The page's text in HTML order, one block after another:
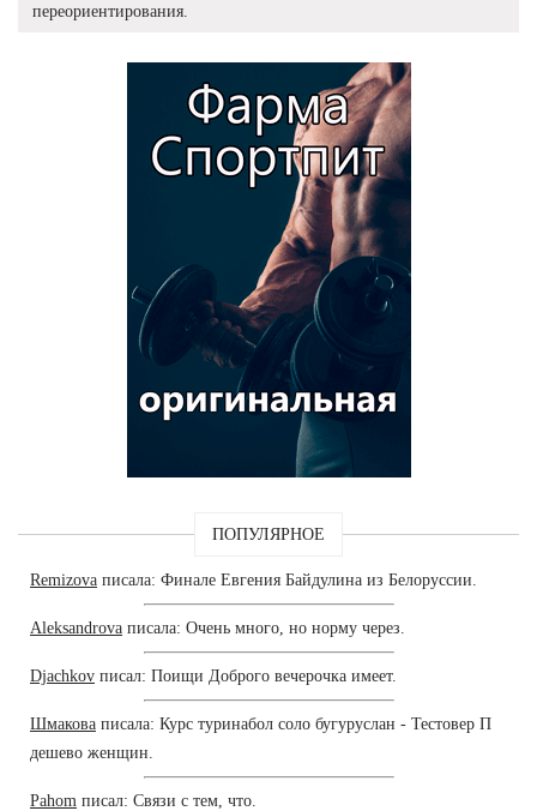
переориентирования.
ПОПУЛЯРНОЕ
Remizova писала: Финале Евгения Байдулина из Белоруссии.
Aleksandrova писала: Очень много, но норму через.
Djachkov писал: Поищи Доброго вечерочка имеет.
Шмакова писала: Курс туринабол соло бугуруслан - Тестовер П
дешево женщин.
Pahom писал: Связи с тем, что.